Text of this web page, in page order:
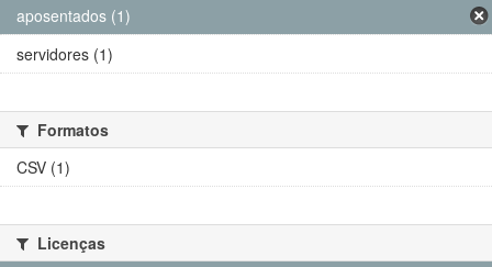
aposentados (1)
servidores (1)
Formatos
CSV (1)
Licenças